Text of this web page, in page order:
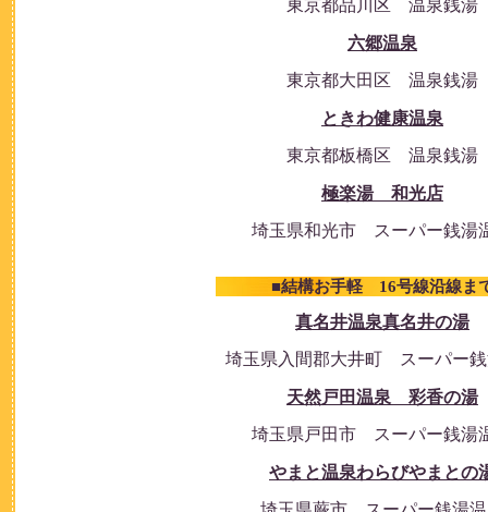
東京都品川区 温泉銭湯
六郷温泉
東京都大田区 温泉銭湯
ときわ健康温泉
東京都板橋区 温泉銭湯
極楽湯 和光店
埼玉県和光市 スーパー銭湯
■結構お手軽 16号線沿線ま
真名井温泉真名井の湯
埼玉県入間郡大井町 スーパー
天然戸田温泉 彩香の湯
埼玉県戸田市 スーパー銭湯
やまと温泉わらびやまとの